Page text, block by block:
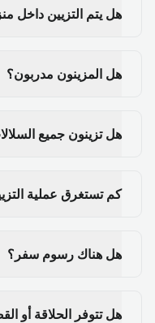
هل يتم التزيين داخل
هل المزينون مدربون؟
هل تزينون جميع
كم تستغرق عملية
هل هناك رسوم سفر؟
هل تتوفر الحلاقة أو